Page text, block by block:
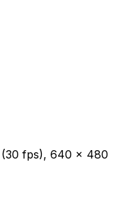
fps), 640 x 480